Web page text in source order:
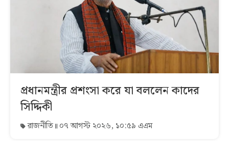
প্রধানমন্ত্রীর প্রশংসা করে যা বললেন কাদের
সিদ্দিকী
রাজনীতি ০৭ আগস্ট ২০২৬, ১০:৫৯ এএম